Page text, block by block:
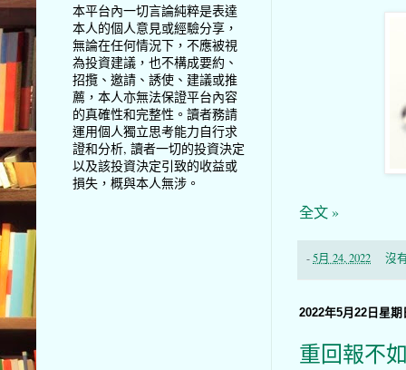
全文 »
-5月 24, 2022 沒
2022年5月22日星期
重回報不
本平台內一切言論純粹是表達
本人的個人意見或經驗分享，
無論在任何情況下，不應被視
為投資建議，也不構成要約、
招攬、邀請、誘使、建議或推
薦，本人亦無法保證平台內容
的真確性和完整性。讀者務請
運用個人獨立思考能力自行求
證和分析, 讀者一切的投資決定
以及該投資決定引致的收益或
損失，概與本人無涉。